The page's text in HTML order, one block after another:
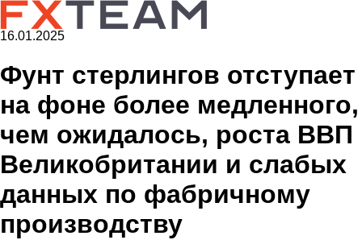
16.01.2025
Фунт стерлингов отступает
на фоне более медленного,
чем ожидалось, роста ВВП
Великобритании и слабых
данных по фабричному
производству